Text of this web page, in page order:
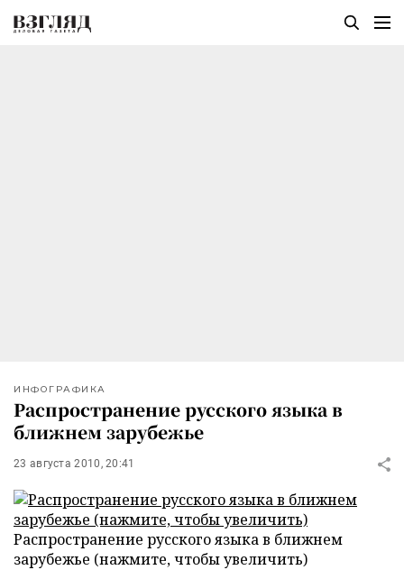
ИНФОГРАФИКА
Распространение русского языка в
ближнем зарубежье
23 августа 2010, 20:41
Распространение русского языка в ближнем
зарубежье (нажмите, чтобы увеличить)